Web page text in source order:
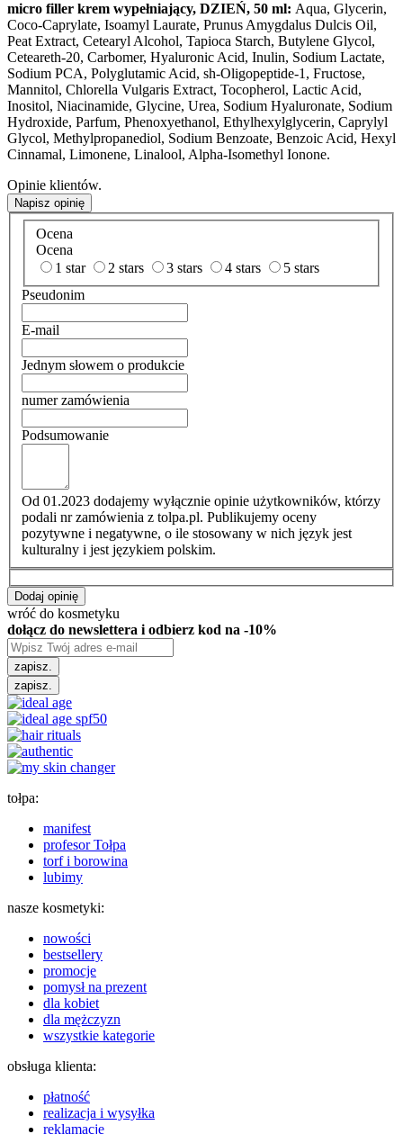
micro filler krem wypełniający, DZIEŃ, 50 ml: Aqua, Glycerin,
Coco-Caprylate, Isoamyl Laurate, Prunus Amygdalus Dulcis Oil,
Peat Extract, Cetearyl Alcohol, Tapioca Starch, Butylene Glycol,
Ceteareth-20, Carbomer, Hyaluronic Acid, Inulin, Sodium Lactate,
Sodium PCA, Polyglutamic Acid, sh-Oligopeptide-1, Fructose,
Mannitol, Chlorella Vulgaris Extract, Tocopherol, Lactic Acid,
Inositol, Niacinamide, Glycine, Urea, Sodium Hyaluronate, Sodium
Hydroxide, Parfum, Phenoxyethanol, Ethylhexylglycerin, Caprylyl
Glycol, Methylpropanediol, Sodium Benzoate, Benzoic Acid, Hexyl
Cinnamal, Limonene, Linalool, Alpha-Isomethyl Ionone.
Opinie klientów.
Napisz opinię
Ocena
Ocena
1 star
2 stars 3 stars 4 stars
5 stars
Pseudonim
E-mail
Jednym słowem o produkcie
numer zamówienia
Podsumowanie
Od 01.2023 dodajemy wyłącznie opinie użytkowników, którzy
podali nr zamówienia z tolpa.pl. Publikujemy oceny
pozytywne i negatywne, o ile stosowany w nich język jest
kulturalny i jest językiem polskim.
Dodaj opinię
wróć do kosmetyku
dołącz do newslettera i odbierz kod na -10%
zapisz.
zapisz.
tołpa:
manifest
profesor Tołpa
torf i borowina
lubimy
nasze kosmetyki:
nowości
bestsellery
promocje
pomysł na prezent
dla kobiet
dla mężczyzn
wszystkie kategorie
obsługa klienta:
płatność
realizacja i wysyłka
reklamacje